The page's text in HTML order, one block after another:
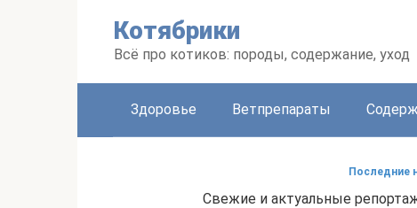
Котябрики
Всё про котиков: породы, содержание, уход
Здоровье Ветпрепараты
Последние
Свежие и актуальные